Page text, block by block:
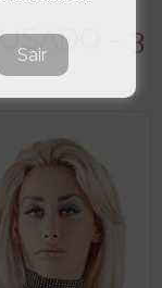
- 3
Sair